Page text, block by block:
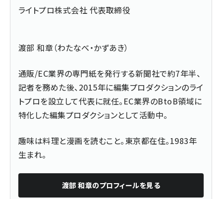
ライトプロ株式会社 代表取締役
渡部 和章（わたなべ・かずあき）
通販/EC業界の専門紙を発行する新聞社で約7年半、
記者を務めた後、2015年に編集プロダクションのライ
トプロを設立して代表に就任。EC業界のBtoB領域に
特化した編集プロダクションとして活動中。
趣味は料理と漫画を読むこと。東京都在住。1983年
生まれ。
渡部 和章のプロフィールを見る